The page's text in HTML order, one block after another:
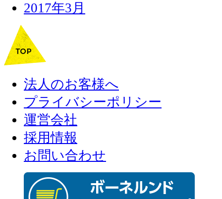
2017年3月
法人のお客様へ
プライバシーポリシー
運営会社
採用情報
お問い合わせ